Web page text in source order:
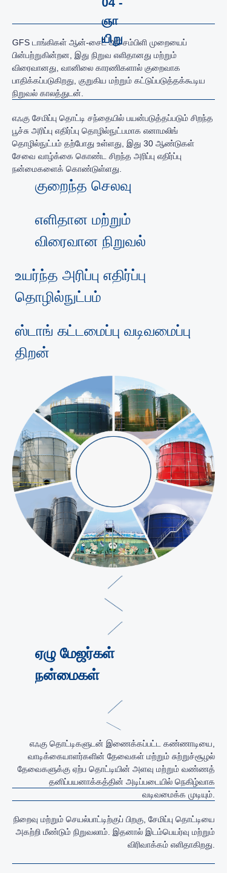
ஏழு மேஜர்கள்
நன்மைகள்
எளிதான மற்றும்
விரைவான நிறுவல்
GFS டாங்கிகள் ஆன்-சைட் அசெம்பிளி முறையைப்
பின்பற்றுகின்றன, இது நிறுவ எளிதானது மற்றும்
விரைவானது, வானிலை காரணிகளால் குறைவாக
பாதிக்கப்படுகிறது, குறுகிய மற்றும் கட்டுப்படுத்தக்கூடிய
நிறுவல் காலத்துடன்.
குறைந்த செலவு
உயர்ந்த அரிப்பு எதிர்ப்பு
தொழில்நுட்பம்
எஃகு சேமிப்பு தொட்டி சந்தையில் பயன்படுத்தப்படும் சிறந்த
பூச்சு அரிப்பு எதிர்ப்பு தொழில்நுட்பமாக எனாமலிங்
தொழில்நுட்பம் தற்போது உள்ளது, இது 30 ஆண்டுகள்
சேவை வாழ்க்கை கொண்ட சிறந்த அரிப்பு எதிர்ப்பு
நன்மைகளைக் கொண்டுள்ளது.
நிறைவு மற்றும் செயல்பாட்டிற்குப் பிறகு, சேமிப்பு தொட்டியை
அகற்றி மீண்டும் நிறுவலாம். இதனால் இடம்பெயர்வு மற்றும்
விரிவாக்கம் எளிதாகிறது.
எஃகு தொட்டிகளுடன் இணைக்கப்பட்ட கண்ணாடியை,
வாடிக்கையாளர்களின் தேவைகள் மற்றும் சுற்றுச்சூழல்
தேவைகளுக்கு ஏற்ப தொட்டியின் அளவு மற்றும் வண்ணத்
தனிப்பயனாக்கத்தின் அடிப்படையில் நெகிழ்வாக
வடிவமைக்க முடியும்.
ஞா
யிறு
ஸ்டாங் கட்டமைப்பு வடிவமைப்பு
திறன்